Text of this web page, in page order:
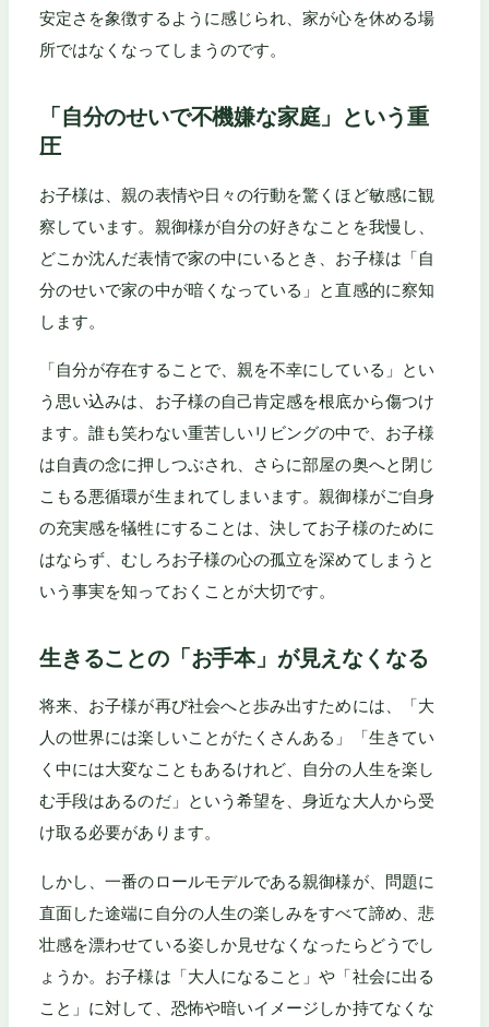
安定さを象徴するように感じられ、家が心を休める場
所ではなくなってしまうのです。
「自分のせいで不機嫌な家庭」という重
圧
お子様は、親の表情や日々の行動を驚くほど敏感に観
察しています。親御様が自分の好きなことを我慢し、
どこか沈んだ表情で家の中にいるとき、お子様は「自
分のせいで家の中が暗くなっている」と直感的に察知
します。
「自分が存在することで、親を不幸にしている」とい
う思い込みは、お子様の自己肯定感を根底から傷つけ
ます。誰も笑わない重苦しいリビングの中で、お子様
は自責の念に押しつぶされ、さらに部屋の奥へと閉じ
こもる悪循環が生まれてしまいます。親御様がご自身
の充実感を犠牲にすることは、決してお子様のために
はならず、むしろお子様の心の孤立を深めてしまうと
いう事実を知っておくことが大切です。
生きることの「お手本」が見えなくなる
将来、お子様が再び社会へと歩み出すためには、「大
人の世界には楽しいことがたくさんある」「生きてい
く中には大変なこともあるけれど、自分の人生を楽し
む手段はあるのだ」という希望を、身近な大人から受
け取る必要があります。
しかし、一番のロールモデルである親御様が、問題に
直面した途端に自分の人生の楽しみをすべて諦め、悲
壮感を漂わせている姿しか見せなくなったらどうでし
ょうか。お子様は「大人になること」や「社会に出る
こと」に対して、恐怖や暗いイメージしか持てなくな